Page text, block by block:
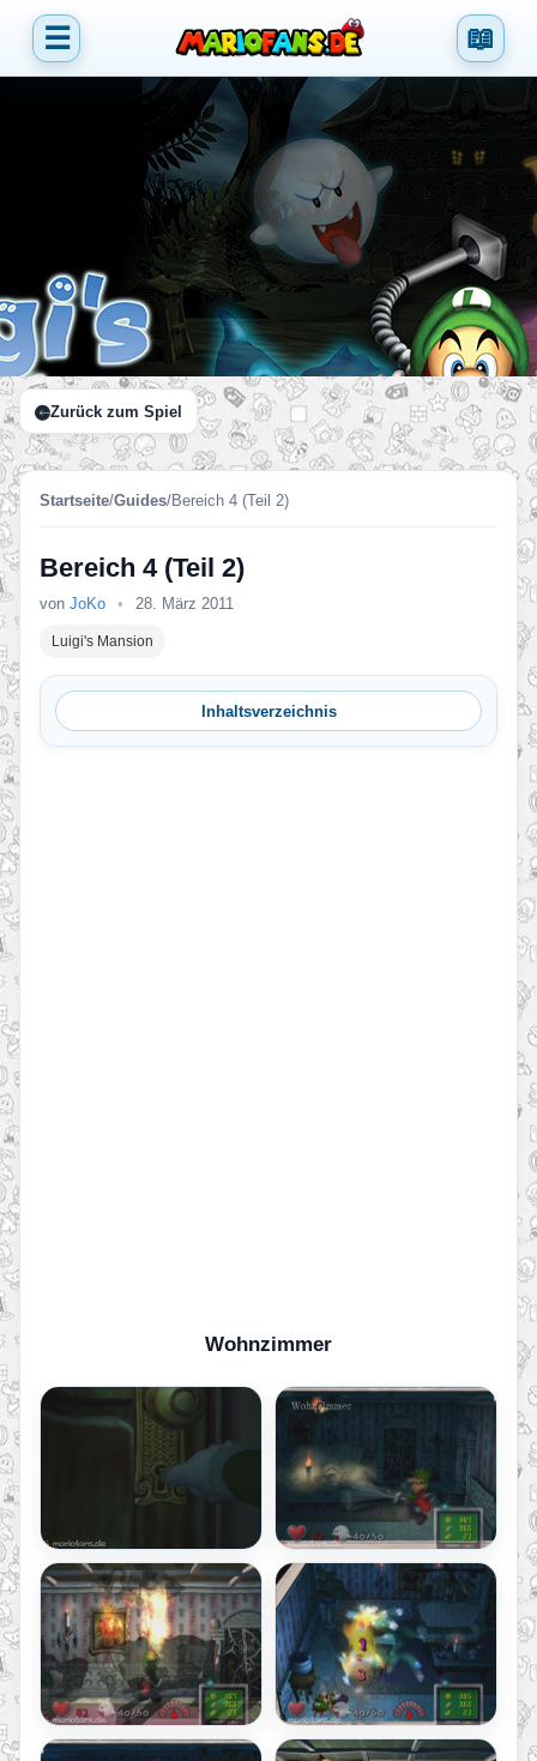
☰ 📖
Zurück zum Spiel
Startseite/Guides/Bereich 4 (Teil 2)
Bereich 4 (Teil 2)
von JoKo • 28. März 2011
Luigi's Mansion
Inhaltsverzeichnis
Wohnzimmer